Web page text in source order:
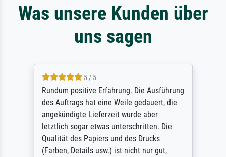
Was unsere Kunden über
uns sagen
5 / 5
Rundum positive Erfahrung. Die Ausführung
des Auftrags hat eine Weile gedauert, die
angekündigte Lieferzeit wurde aber
letztlich sogar etwas unterschritten. Die
Qualität des Papiers und des Drucks
(Farben, Details usw.) ist nicht nur gut,